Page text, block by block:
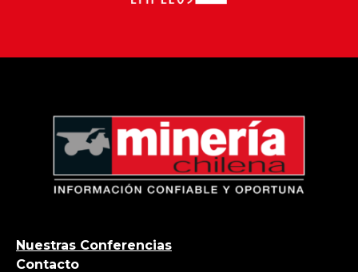
Nuestras Conferencias
Contacto